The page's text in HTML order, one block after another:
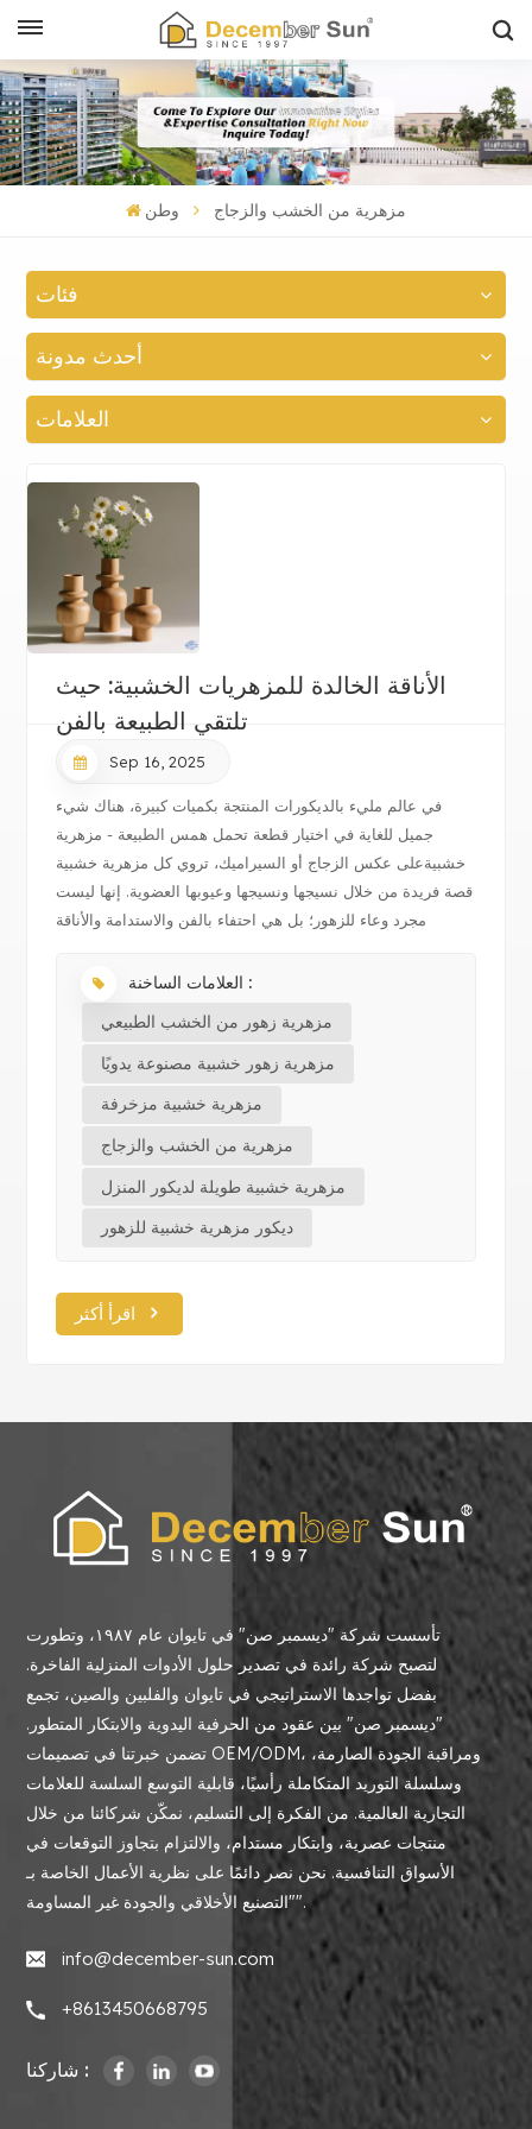
وطن مزهرية من الخشب والزجاج
فئات
أحدث مدونة
العلامات
الأناقة الخالدة للمزهريات الخشبية: حيث
تلتقي الطبيعة بالفن
Sep 16, 2025
في عالم مليء بالديكورات المنتجة بكميات كبيرة، هناك شيء
جميل للغاية في اختيار قطعة تحمل همس الطبيعة - مزهرية
خشبيةعلى عكس الزجاج أو السيراميك، تروي كل مزهرية خشبية
قصة فريدة من خلال نسيجها ونسيجها وعيوبها العضوية. إنها ليست
مجرد وعاء للزهور؛ بل هي احتفاء بالفن والاستدامة والأناقة
العلامات الساخنة :
مزهرية زهور من الخشب الطبيعي
مزهرية زهور خشبية مصنوعة يدويًا
مزهرية خشبية مزخرفة
مزهرية من الخشب والزجاج
مزهرية خشبية طويلة لديكور المنزل
ديكور مزهرية خشبية للزهور
اقرأ أكثر
تأسست شركة "ديسمبر صن" في تايوان عام ١٩٨٧، وتطورت
لتصبح شركة رائدة في تصدير حلول الأدوات المنزلية الفاخرة.
بفضل تواجدها الاستراتيجي في تايوان والفلبين والصين، تجمع
"ديسمبر صن" بين عقود من الحرفية اليدوية والابتكار المتطور.
تضمن خبرتنا في تصميمات OEM/ODM، ومراقبة الجودة الصارمة،
وسلسلة التوريد المتكاملة رأسيًا، قابلية التوسع السلسة للعلامات
التجارية العالمية. من الفكرة إلى التسليم، نمكّن شركائنا من خلال
منتجات عصرية، وابتكار مستدام، والالتزام بتجاوز التوقعات في
الأسواق التنافسية. نحن نصر دائمًا على نظرية الأعمال الخاصة بـ
"التصنيع الأخلاقي والجودة غير المساومة".
info@december-sun.com
+8613450668795
شاركنا :